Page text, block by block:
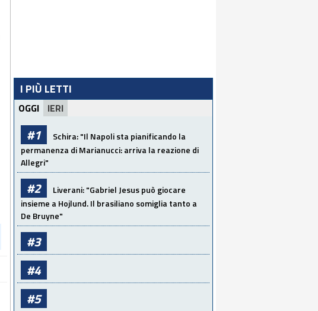
I PIÙ LETTI
OGGI IERI
#1
Schira: "Il Napoli sta pianificando la
permanenza di Marianucci: arriva la reazione di
Allegri"
#2
Liverani: "Gabriel Jesus può giocare
insieme a Hojlund. Il brasiliano somiglia tanto a
De Bruyne"
#3
#4
#5